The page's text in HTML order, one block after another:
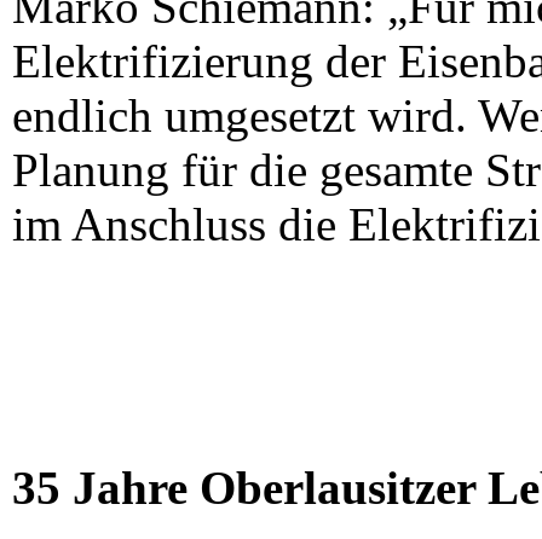
Elektrifizierung der
endlich umgesetzt wird.
Planung für die gesamte
im Anschluss die
35 Jahre Oberlausitzer